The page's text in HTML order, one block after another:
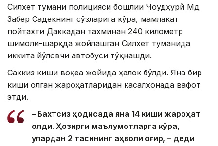
Силхет тумани полицияси бошлиғи Чоудҳурй Мд
Забер Садекнинг сўзларига кўра, мамлакат
пойтахти Даккадан тахминан 240 километр
шимоли-шарқда жойлашган Силхет туманида
иккита йўловчи автобуси тўқнашди.
Саккиз киши воқеа жойида ҳалок бўлди. Яна бир
киши олган жароҳатларидан касалхонада вафот
этди.
– Бахтсиз ҳодисада яна 14 киши жароҳат
олди. Ҳозирги маълумотларга кўра,
улардан 2 тасининг аҳволи оғир, – деди